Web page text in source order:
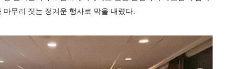
무리 짓는 정겨운 행사로 막을 내렸다.